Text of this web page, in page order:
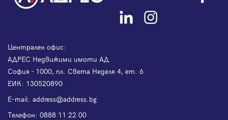
Централен офис:
АДРЕС Недвижими имоти АД
София - 1000, пл. Света Неделя 4, ет. 6
ЕИК: 130520890
Е-mail: address@address.bg
Телефон: 0888 11 22 00